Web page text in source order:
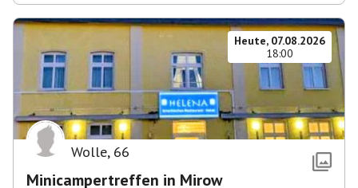
Heute, 07.08.2026
18:00
Wolle, 66
Minicampertreffen in Mirow